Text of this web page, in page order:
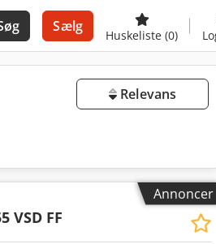
Sælg
Huskeliste (0)
Relevans
Annoncer
VSD FF